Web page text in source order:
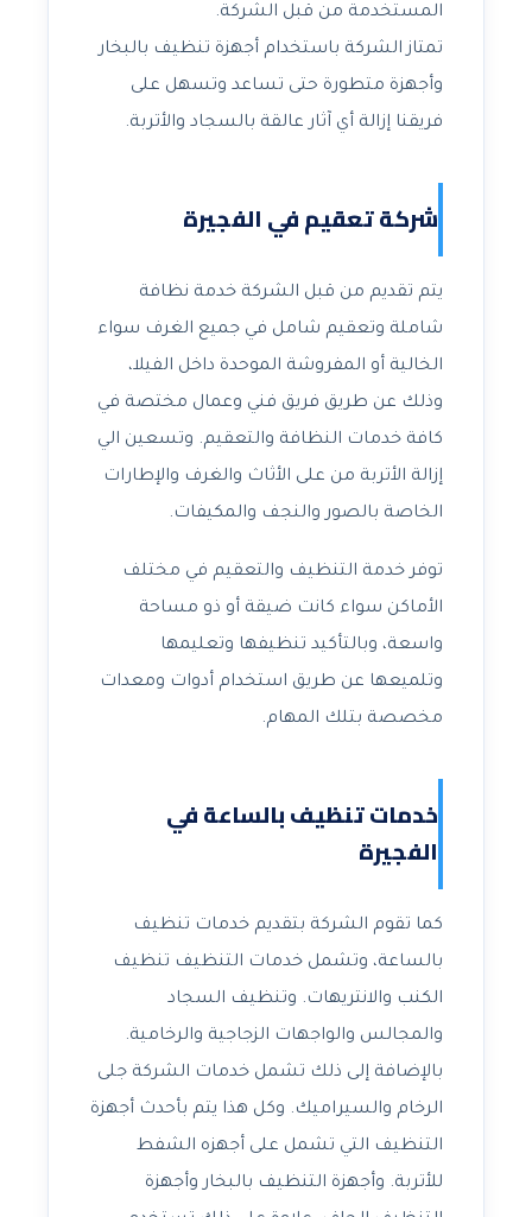
المستخدمة من قبل الشركة.
تمتاز الشركة باستخدام أجهزة تنظيف بالبخار
وأجهزة متطورة حتى تساعد وتسهل على
فريقنا إزالة أي آثار عالقة بالسجاد والأتربة.
شركة تعقيم في الفجيرة
يتم تقديم من قبل الشركة خدمة نظافة
شاملة وتعقيم شامل في جميع الغرف سواء
الخالية أو المفروشة الموحدة داخل الفيلا،
وذلك عن طريق فريق فني وعمال مختصة في
كافة خدمات النظافة والتعقيم. وتسعين الي
إزالة الأتربة من على الأثاث والغرف والإطارات
الخاصة بالصور والنجف والمكيفات.
توفر خدمة التنظيف والتعقيم في مختلف
الأماكن سواء كانت ضيقة أو ذو مساحة
واسعة، وبالتأكيد تنظيفها وتعليمها
وتلميعها عن طريق استخدام أدوات ومعدات
مخصصة بتلك المهام.
خدمات تنظيف بالساعة في
الفجيرة
كما تقوم الشركة بتقديم خدمات تنظيف
بالساعة، وتشمل خدمات التنظيف تنظيف
الكنب والانتريهات. وتنظيف السجاد
والمجالس والواجهات الزجاجية والرخامية.
بالإضافة إلى ذلك تشمل خدمات الشركة جلى
الرخام والسيراميك. وكل هذا يتم بأحدث أجهزة
التنظيف التي تشمل على أجهزه الشفط
للأتربة. وأجهزة التنظيف بالبخار وأجهزة